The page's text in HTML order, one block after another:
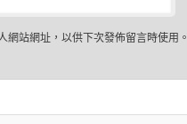
站網址，以供下次發佈留言時使用。